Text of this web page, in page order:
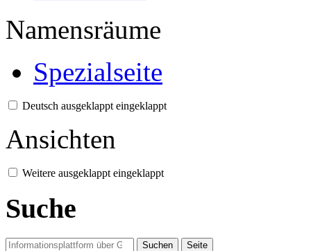
Namensräume
Spezialseite
Deutsch ausgeklappt eingeklappt
Ansichten
Weitere ausgeklappt eingeklappt
Suche